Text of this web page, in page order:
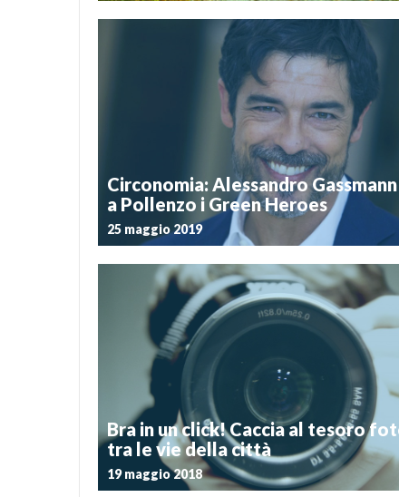
Postato il 4 ottobre 2021
Domenica 3 ottobre 2021, nell’ambito delle
in città in occasione della nuova edizione di “Da
Palazzo Mathis ha ospitato una conferenza
sono state presentate al pubblico le più
predisposte dall’Amministrazione di Bra in ambito
Circonomia: Alessandro
a Pollenzo i Green Heroes
25 maggio 2019
Postato il 23 maggio 2019
L’evento di apertura di Circonomìa – il Festival
circolare e delle energie dei territori giunto alla
che si dividerà tra le Langhe (Alba, Bra, Pollenzo,
e Torino tra il 25 maggio e il 5 giugno – si terrà […]
Bra in un click! Caccia al tesoro
tra le vie della città
19 maggio 2018